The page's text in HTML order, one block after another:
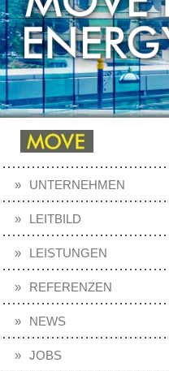
UNTERNEHMEN
LEITBILD
LEISTUNGEN
REFERENZEN
NEWS
JOBS